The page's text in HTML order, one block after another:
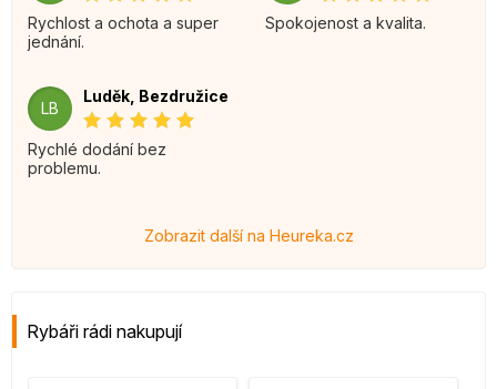
Rychlost a ochota a super
jednání.
Spokojenost a kvalita.
LB
Luděk, Bezdružice
Rychlé dodání bez
problemu.
Zobrazit další na Heureka.cz
Rybáři rádi nakupují